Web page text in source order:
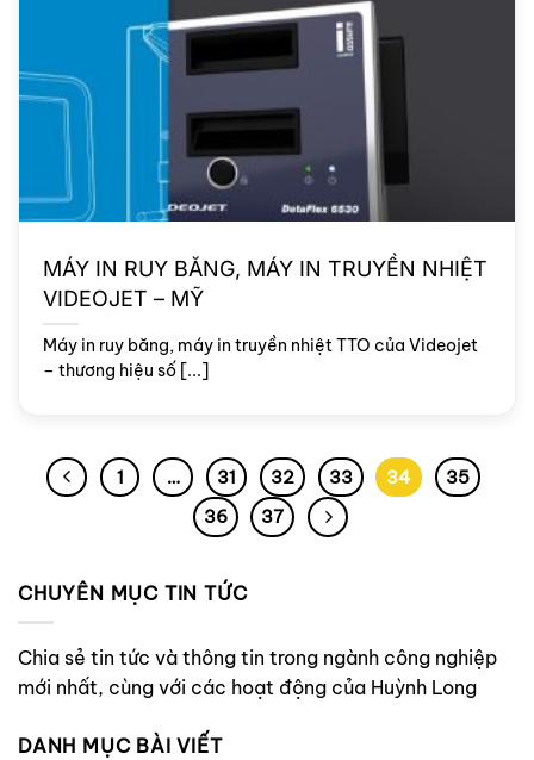
CHUYÊN MỤC TIN TỨC
Chia sẻ tin tức và thông tin trong ngành công nghiệp
mới nhất, cùng với các hoạt động của Huỳnh Long
DANH MỤC BÀI VIẾT
MÁY IN RUY BĂNG, MÁY IN TRUYỀN NHIỆT
VIDEOJET – MỸ
Máy in ruy băng, máy in truyền nhiệt TTO của Videojet
– thương hiệu số [...]
1 … 31 32 33 34
35
36
37